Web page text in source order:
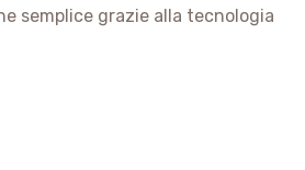
semplice grazie alla tecnologia